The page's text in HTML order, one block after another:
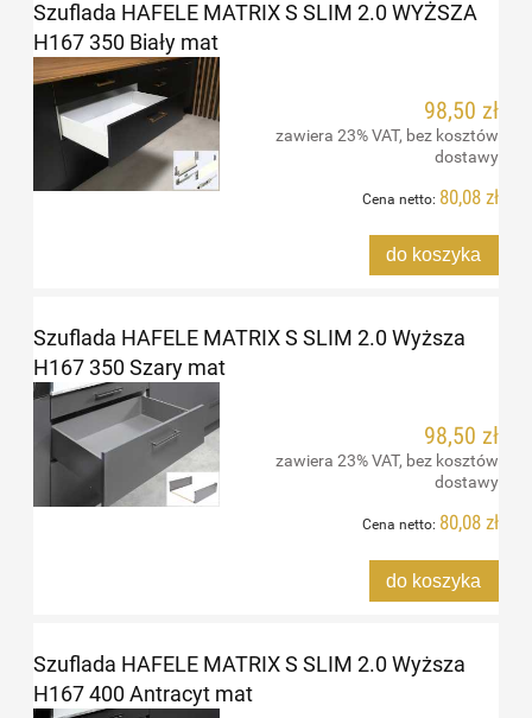
Szuflada HAFELE MATRIX S SLIM 2.0 WYŻSZA
H167 350 Biały mat
98,50 zł
zawiera 23% VAT, bez kosztów
dostawy
Cena netto: 80,08 zł
do koszyka
Szuflada HAFELE MATRIX S SLIM 2.0 Wyższa
H167 350 Szary mat
98,50 zł
zawiera 23% VAT, bez kosztów
dostawy
Cena netto: 80,08 zł
do koszyka
Szuflada HAFELE MATRIX S SLIM 2.0 Wyższa
H167 400 Antracyt mat